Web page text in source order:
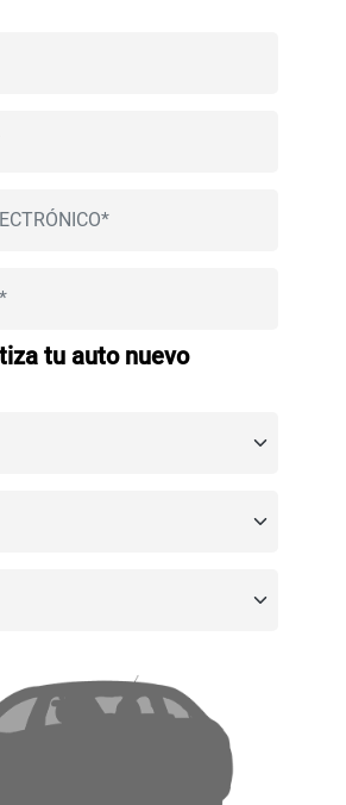
tu auto nuevo